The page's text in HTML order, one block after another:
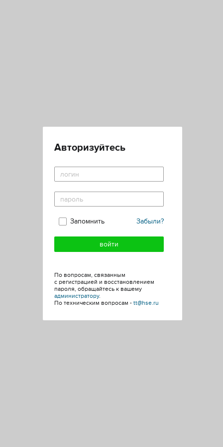
Авторизуйтесь
Забыли?
Запомнить
По вопросам, связанным
с регистрацией и восстановлением
пароля, обращайтесь к вашему
администратору.
По техническим вопросам - tt@hse.ru